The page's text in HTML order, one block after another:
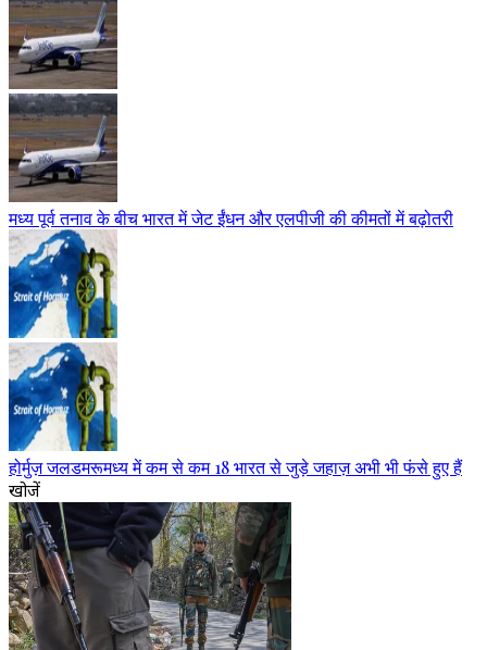
मध्य पूर्व तनाव के बीच भारत में जेट ईंधन और एलपीजी की कीमतों में बढ़ोतरी
होर्मुज़ जलडमरूमध्य में कम से कम 18 भारत से जुड़े जहाज़ अभी भी फंसे हुए हैं
खोजें